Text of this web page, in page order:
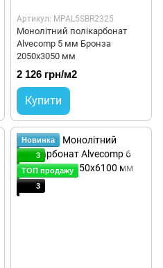
Артикул: MPAL5SBR2325
Монолітний полікарбонат
Alvecomp 5 мм Бронза
2050х3050 мм
2 126 грн/м2
Купити
Новинка
3
ТОП продажу
3